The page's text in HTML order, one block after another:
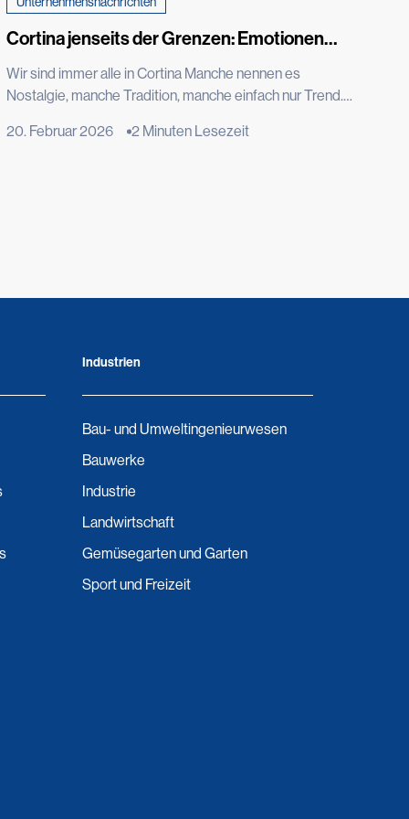
Cortina jenseits der Grenzen: Emotionen
Wir sind immer alle in Cortina Manche nennen es
Nostalgie, manche Tradition, manche einfach nur Trend.
d'Ampezzo sind. Wir sind heute hier, wie vor einem Jahr,
20. Februar 2026 2 Minuten Lesezeit
Industrien
Bau- und Umweltingenieurwesen
Bauwerke
Industrie
Landwirtschaft
Gemüsegarten und Garten
Sport und Freizeit